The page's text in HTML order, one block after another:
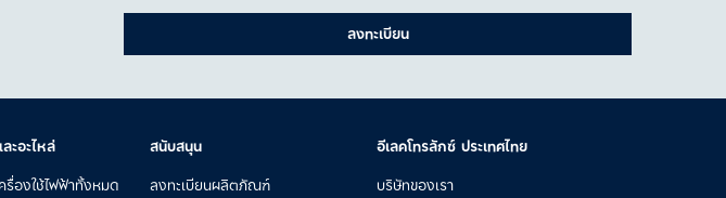
ลงทะเบียน
ะอะไหล่
องใช้ไฟฟ้าทั้งหมด
สนับสนุน
ลงทะเบียนผลิตภัณฑ์
อีเลคโทรลักซ์ ประเทศไทย
บริษัทของเรา